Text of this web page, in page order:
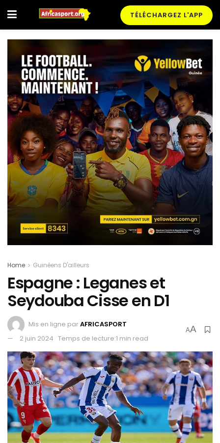
TÉLÉCHARGEZ L'APP
Home Guinéens D'ailleurs
Espagne : Leganes et
Seydouba Cisse en D1
Mis en ligne parAFRICASPORT
2 juin 2024 Temps de lecture:1 min read
AA